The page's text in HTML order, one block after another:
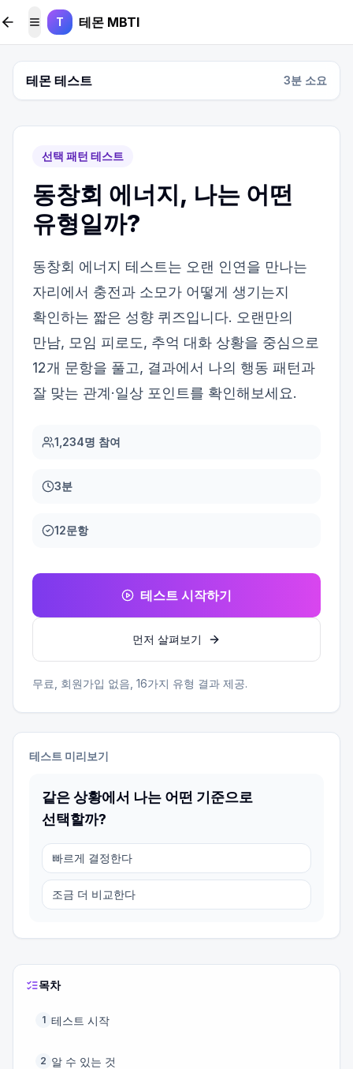
본문 바로가기
메뉴 토글
T 테몬 MBTI
테몬 테스트 3분 소요
선택 패턴 테스트
동창회 에너지, 나는 어떤
유형일까?
동창회 에너지 테스트는 오랜 인연을 만나는
자리에서 충전과 소모가 어떻게 생기는지
확인하는 짧은 성향 퀴즈입니다. 오랜만의
만남, 모임 피로도, 추억 대화 상황을 중심으로
12개 문항을 풀고, 결과에서 나의 행동 패턴과
잘 맞는 관계·일상 포인트를 확인해보세요.
1,234명 참여
3분
12문항
테스트 시작하기
먼저 살펴보기
무료, 회원가입 없음, 16가지 유형 결과 제공.
테스트 미리보기
같은 상황에서 나는 어떤 기준으로
선택할까?
빠르게 결정한다
조금 더 비교한다
목차
1 테스트 시작
2 알 수 있는 것